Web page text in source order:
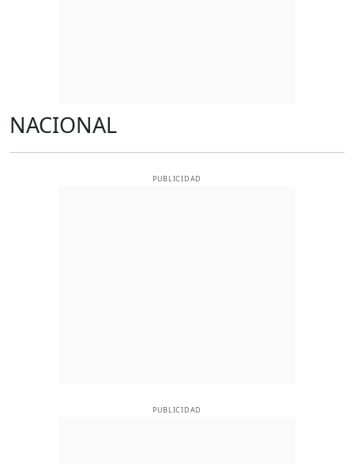
NACIONAL
PUBLICIDAD
PUBLICIDAD